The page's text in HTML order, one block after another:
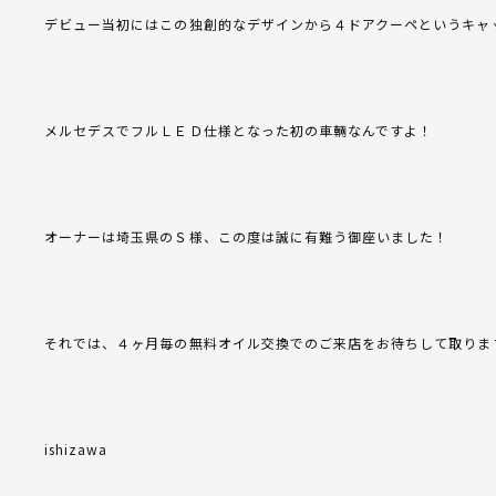
デビュー当初にはこの独創的なデザインから４ドアクーペというキ
メルセデスでフルＬＥＤ仕様となった初の車輛なんですよ！
オーナーは埼玉県のＳ様、この度は誠に有難う御座いました！
それでは、４ヶ月毎の無料オイル交換でのご来店をお待ちして取りま
ishizawa